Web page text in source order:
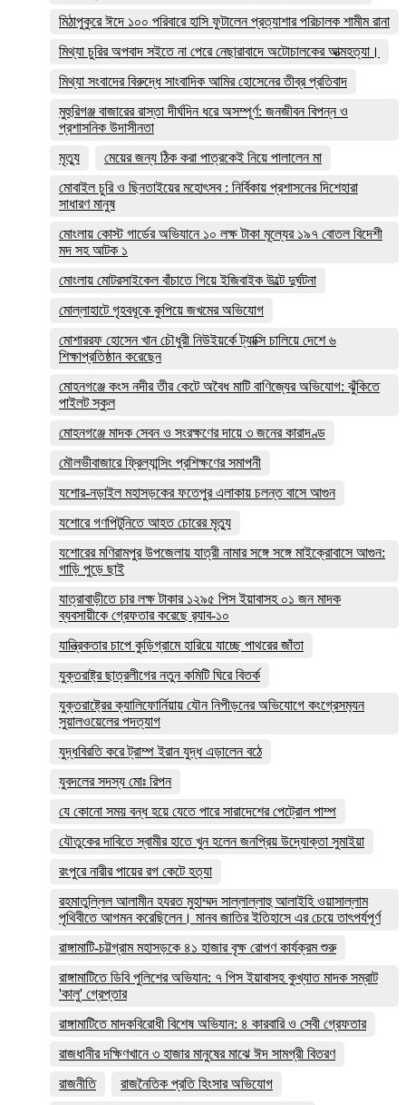
মিঠাপুকুরে ঈদে ১০০ পরিবারে হাসি ফুটালেন প্রত্যাশার পরিচালক শামীম রানা
মিথ্যা চুরির অপবাদ সইতে না পেরে নেছারাবাদে অটোচালকের আত্মহত্যা।
মিথ্যা সংবাদের বিরুদ্ধে সাংবাদিক আমির হোসেনের তীব্র প্রতিবাদ
মুহুরিগঞ্জ বাজারের রাস্তা দীর্ঘদিন ধরে অসম্পূর্ণ: জনজীবন বিপন্ন ও
প্রশাসনিক উদাসীনতা
মৃত্যু
মেয়ের জন্য ঠিক করা পাত্রকেই নিয়ে পালালেন মা
মোবাইল চুরি ও ছিনতাইয়ের মহোৎসব : নির্বিকায় প্রশাসনের দিশেহারা
সাধারণ মানুষ
মোংলায় কোস্ট গার্ডের অভিযানে ১০ লক্ষ টাকা মূল্যের ১৯৭ বোতল বিদেশী
মদ সহ আটক ১
মোংলায় মোটরসাইকেল বাঁচাতে গিয়ে ইজিবাইক উল্টে দুর্ঘটনা
মোল্লাহাটে গৃহবধূকে কুপিয়ে জখমের অভিযোগ
মোশাররফ হোসেন খান চৌধুরী নিউইয়র্কে ট্যাক্সি চালিয়ে দেশে ৬
শিক্ষাপ্রতিষ্ঠান করেছেন
মোহনগঞ্জে কংস নদীর তীর কেটে অবৈধ মাটি বাণিজ্যের অভিযোগ: ঝুঁকিতে
পাইলট স্কুল
মোহনগঞ্জে মাদক সেবন ও সংরক্ষণের দায়ে ৩ জনের কারাদণ্ড
মৌলভীবাজারে ফ্রিল্যান্সিং প্রশিক্ষণের সমাপনী
যশোর-নড়াইল মহাসড়কের ফতেপুর এলাকায় চলন্ত বাসে আগুন
যশোরে গণপিটুনিতে আহত চোরের মৃত্যু
যশোরের মণিরামপুর উপজেলায় যাত্রী নামার সঙ্গে সঙ্গে মাইক্রোবাসে আগুন:
গাড়ি পুড়ে ছাই
যাত্রাবাড়ীতে চার লক্ষ টাকার ১২৯৫ পিস ইয়াবাসহ ০১ জন মাদক
ব্যবসায়ীকে গ্রেফতার করেছে র‌্যাব-১০
যান্ত্রিকতার চাপে কুড়িগ্রামে হারিয়ে যাচ্ছে পাথরের জাঁতা
যুক্তরাষ্ট্র ছাত্রলীগের নতুন কমিটি ঘিরে বিতর্ক
যুক্তরাষ্ট্রের ক্যালিফোর্নিয়ায় যৌন নিপীড়নের অভিযোগে কংগ্রেসম‍্যন
সুয়ালওয়েলের পদত্যাগ
যুদ্ধবিরতি করে ট্রাম্প ইরান যুদ্ধ এড়ালেন বঠে
যুবদলের সদস্য মোঃ রিপন
যে কোনো সময় বন্ধ হয়ে যেতে পারে সারাদেশের পেট্রোল পাম্প
যৌতুকের দাবিতে স্বামীর হাতে খুন হলেন জনপ্রিয় উদ্যোক্তা সুমাইয়া
রংপুরে নারীর পায়ের রগ কেটে হত্যা
রহমাতুল্লিল আলামীন হযরত মুহাম্মদ সাল্লাল্লাহু আলাইহি ওয়াসাল্লাম
পৃথিবীতে আগমন করেছিলেন। মানব জাতির ইতিহাসে এর চেয়ে তাৎপর্যপূর্ণ
রাঙ্গামাটি-চট্টগ্রাম মহাসড়কে ৪১ হাজার বৃক্ষ রোপণ কার্যক্রম শুরু
রাঙ্গামাটিতে ডিবি পুলিশের অভিযান: ৭ পিস ইয়াবাসহ কুখ্যাত মাদক সম্রাট
'কালু' গ্রেপ্তার
রাঙ্গামাটিতে মাদকবিরোধী বিশেষ অভিযান: ৪ কারবারি ও সেবী গ্রেফতার
রাজধানীর দক্ষিণখানে ৩ হাজার মানুষের মাঝে ঈদ সামগ্রী বিতরণ
রাজনীতি
রাজনৈতিক প্রতি হিংসার অভিযোগ